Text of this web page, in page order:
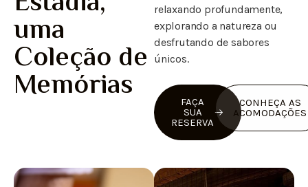
uma
Coleção de
Memórias
relaxando profundamente,
explorando a natureza ou
desfrutando de sabores
únicos.
FAÇA
SUA
RESERVA
CONHEÇA AS
ACOMODAÇÕES